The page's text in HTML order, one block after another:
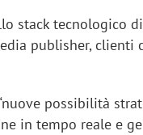
stack tecnologico
publisher, clienti
possibilità
in tempo reale e